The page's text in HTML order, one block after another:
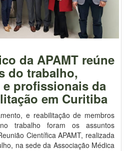
da APAMT reúne
do trabalho,
profissionais da
em Curitiba
e reabilitação de membros
trabalho foram os assuntos
Científica APAMT, realizada
na sede da Associação Médica